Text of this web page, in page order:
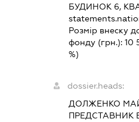
БУДИНОК 6,
Розмір внеску
фонду (грн.):10
%)
dossier.heads:
ДОЛЖЕНКО
ПРЕДСТАВНИК